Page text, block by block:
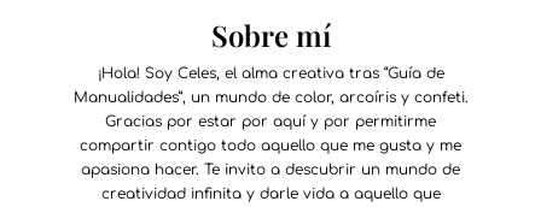
Sobre mí
¡Hola! Soy Celes, el alma creativa tras “Guía de
Manualidades”, un mundo de color, arcoíris y confeti.
Gracias por estar por aquí y por permitirme
compartir contigo todo aquello que me gusta y me
apasiona hacer. Te invito a descubrir un mundo de
creatividad infinita y darle vida a aquello que